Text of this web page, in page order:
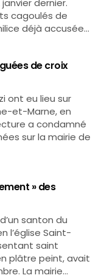
dernier.
cagoulés de
déjà accusée…
de croix
ont eu lieu sur
et-Marne, en
a condamné
sur la mairie de
» des
santon du
l’église Saint-
saint
plâtre peint, avait
La mairie…